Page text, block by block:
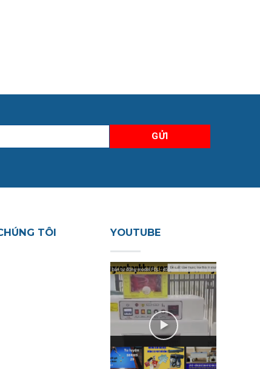
TÔI YOUTUBE